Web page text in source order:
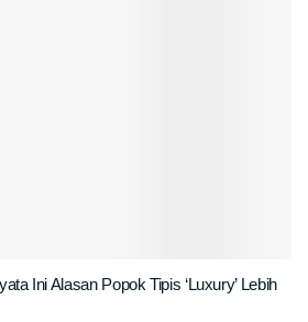
Ini Alasan Popok Tipis ‘Luxury’ Lebih